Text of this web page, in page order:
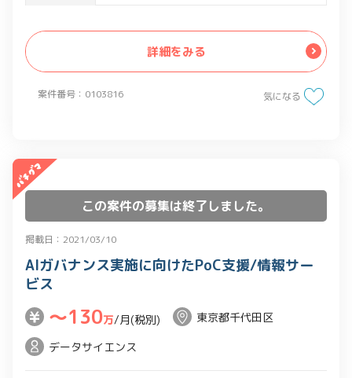
案件番号：0103816
テム化検討
・各種ツール実装後の運用設計
・各国グループ企業の担当者への英語で
の要件ヒアリング
詳細をみる
気になる
この案件の募集は終了しました。
掲載日：2021/03/10
AIガバナンス実施に向けたPoC支援/情報サー
ビス
〜130万/月(税別)
東京都千代田区
データサイエンス